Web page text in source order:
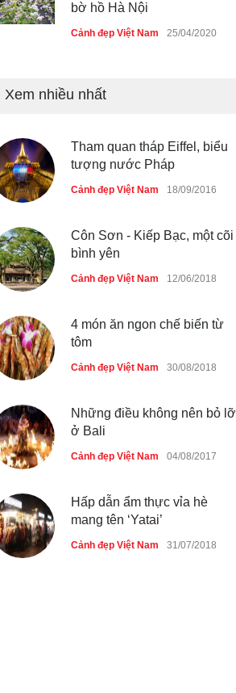
bờ hồ Hà Nội
Cảnh đẹp Việt Nam 25/04/2020
du lịch quốc gia
Những món ăn đồng quê dân
dã ở Sài Gòn
Cảnh đẹp Việt Nam 25/04/2020
Xem nhiều nhất
Tham quan tháp Eiffel, biểu
tượng nước Pháp
Cảnh đẹp Việt Nam 18/09/2016
Côn Sơn - Kiếp Bạc, một cõi
bình yên
Cảnh đẹp Việt Nam 12/06/2018
4 món ăn ngon chế biến từ
tôm
Cảnh đẹp Việt Nam 30/08/2018
Những điều không nên bỏ lỡ
ở Bali
Cảnh đẹp Việt Nam 04/08/2017
Hấp dẫn ẩm thực vỉa hè
mang tên ‘Yatai’
Cảnh đẹp Việt Nam 31/07/2018